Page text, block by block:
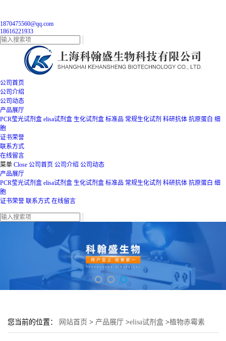
1870475560@qq.com
18616221933
公司首页
公司介绍
公司动态
产品展厅
PCR莹光试剂盒 elisa试剂盒 生化试剂盒 标准品 常规生化试剂 科研抗体 抗原蛋白 细
胞
证书荣誉
联系方式
在线留言
菜单 Close 公司首页 公司介绍 公司动态
产品展厅
PCR莹光试剂盒 elisa试剂盒 生化试剂盒 标准品 常规生化试剂 科研抗体 抗原蛋白 细
胞
证书荣誉 联系方式 在线留言
您当前的位置： 网站首页 > 产品展厅 >elisa试剂盒 >植物赤霉素